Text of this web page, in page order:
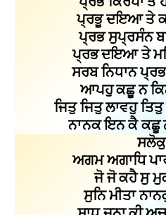
ਪ੍ਰਭੂ ਦਇਆ ਤੇ
ਪ੍ਰਭ ਸੁਪ੍ਰਸੰਨ
ਪ੍ਰਭ ਦਇਆ ਤੇ
ਸਰਬ ਨਿਧਾਨ
ਆਪਹੁ ਕਛੂ ਨ
ਜਿਤੁ ਜਿਤੁ ਲਾਵਹੁ
ਨਾਨਕ ਇਨ ਕੈ ਕਛੂ
ਅਗਮ ਅਗਾਧਿ
ਜੋ ਜੋ ਕਹੈ ਸੁ
ਸੁਨਿ ਮੀਤਾ